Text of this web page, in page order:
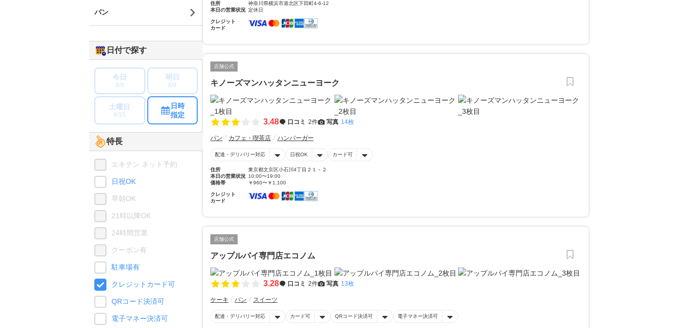
住所
神奈川県横浜市港北区下田町4-6-12
本日の営業状況 定休日
クレジット
カード
店舗公式
キノーズマンハッタンニューヨーク
3.48 口コミ 2件 写真 14枚
パン カフェ・喫茶店 ハンバーガー
配達・デリバリー対応 日祝OK カード可
住所
東京都文京区小石川4丁目２１－２
本日の営業状況 10:00〜19:00
価格帯
￥960〜￥1,100
クレジット
カード
店舗公式
アップルパイ専門店エコノム
3.28 口コミ 2件 写真 13枚
ケーキ パン スイーツ
配達・デリバリー対応 カード可 QRコード決済可 電子マネー決済可
パン
日付で探す
今日
8/8
明日
8/9
土曜日
8/15
日時
指定
特長
エキテン ネット予約
日祝OK
早朝OK
21時以降OK
24時間営業
クーポン有
駐車場有
クレジットカード可
QRコード決済可
電子マネー決済可